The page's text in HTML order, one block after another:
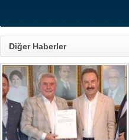
Diğer Haberler